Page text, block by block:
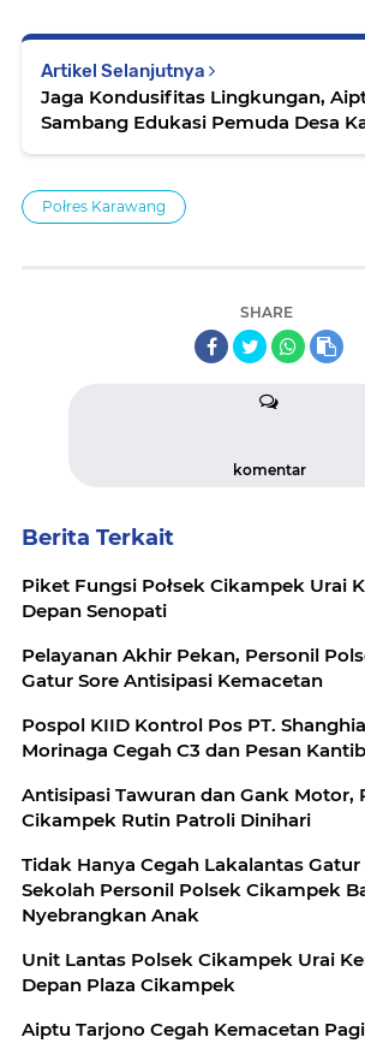
Artikel Selanjutnya
Jaga Kondusifitas Lingkungan,
Sambang Edukasi Pemuda Desa
Połres Karawang
SHARE
komentar
Berita Terkait
Piket Fungsi Połsek Cikampek Urai
Depan Senopati
Pelayanan Akhir Pekan, Personil
Gatur Sore Antisipasi Kemacetan
Pospol KIID Kontrol Pos PT.
Morinaga Cegah C3 dan Pesan
Antisipasi Tawuran dan Gank Motor,
Cikampek Rutin Patroli Dinihari
Tidak Hanya Cegah Lakalantas
Sekolah Personil Polsek Cikampek
Nyebrangkan Anak
Unit Lantas Polsek Cikampek Urai
Depan Plaza Cikampek
Aiptu Tarjono Cegah Kemacetan